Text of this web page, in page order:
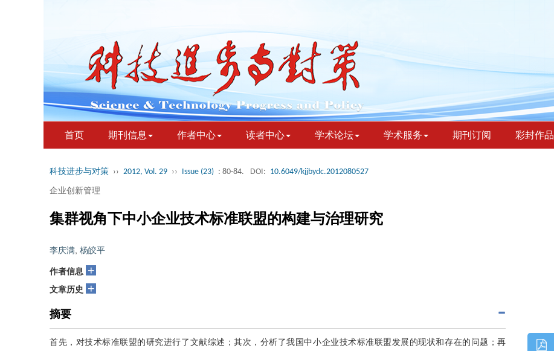
首页 期刊信息 作者中心 读者中心 学术论坛 学术服务 期刊订阅 彩封作品
科技进步与对策 ›› 2012, Vol. 29 ›› Issue (23) : 80-84. DOI: 10.6049/kjjbydc.2012080527
企业创新管理
集群视角下中小企业技术标准联盟的构建与治理研究
李庆满 杨皎平
作者信息 +
文章历史 +
摘要
首先，对技术标准联盟的研究进行了文献综述；其次，分析了我国中小企业技术标准联盟发展的现状和存在的问题；再